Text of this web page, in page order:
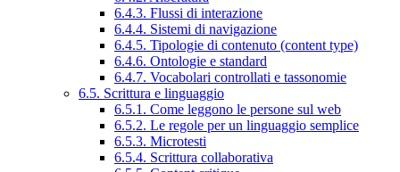
6.4.3. Flussi di interazione
6.4.4. Sistemi di navigazione
6.4.5. Tipologie di contenuto (content type)
6.4.6. Ontologie e standard
6.4.7. Vocabolari controllati e tassonomie
6.5. Scrittura e linguaggio
6.5.1. Come leggono le persone sul web
6.5.2. Le regole per un linguaggio semplice
6.5.3. Microtesti
6.5.4. Scrittura collaborativa